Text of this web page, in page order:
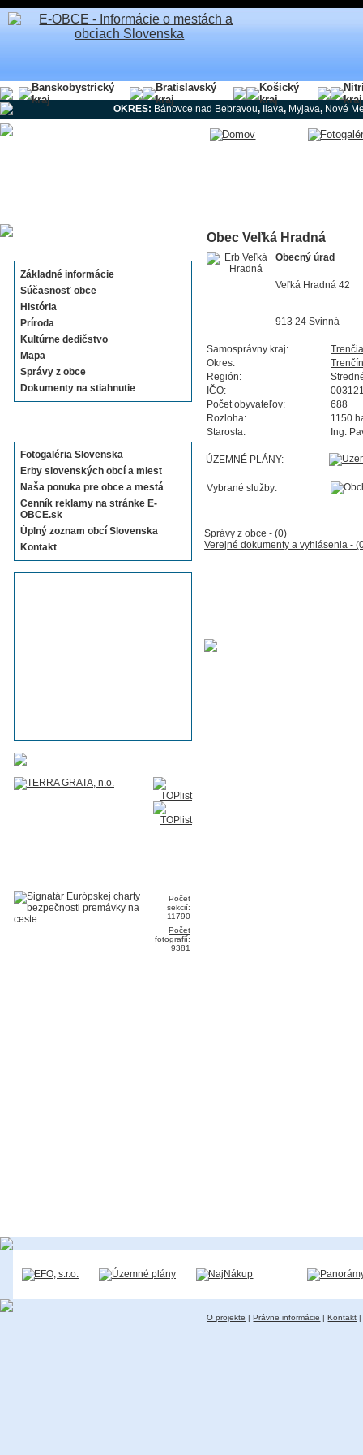
Banskobystrický
kraj
Bratislavský
kraj
Košický
kraj
kraj
OKRES: Bánovce nad Bebravou, Ilava, Myjava, Nové
Základné informácie
Súčasnosť obce
História
Príroda
Kultúrne dedičstvo
Mapa
Správy z obce
Dokumenty na stiahnutie
Fotogaléria Slovenska
Erby slovenských obcí a miest
Naša ponuka pre obce a mestá
Cenník reklamy na stránke E-
OBCE.sk
Úplný zoznam obcí Slovenska
Kontakt
Počet
sekcií:
11790
Počet
fotografií:
9381
Obec Veľká Hradná
Obecný úrad
Veľká Hradná 42
913 24 Svinná
Samosprávny kraj:
Okres:
Trenčín
Región:
IČO:
Počet obyvateľov:
688
Rozloha:
1150
Starosta:
Ing.
ÚZEMNÉ PLÁNY:
Vybrané služby:
Správy z obce - (0)
Verejné dokumenty a vyhlásenia -
O projekte |Právne informácie |Kontakt